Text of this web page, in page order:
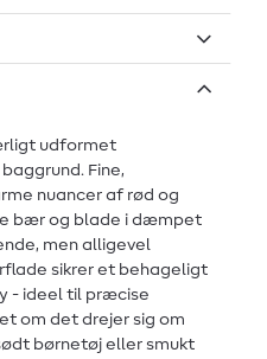
udformet
Fine,
nuancer af rød og
bær og blade i dæmpet
men alligevel
sikrer et behageligt
- ideel til præcise
om det drejer sig om
børnetøj eller smukt